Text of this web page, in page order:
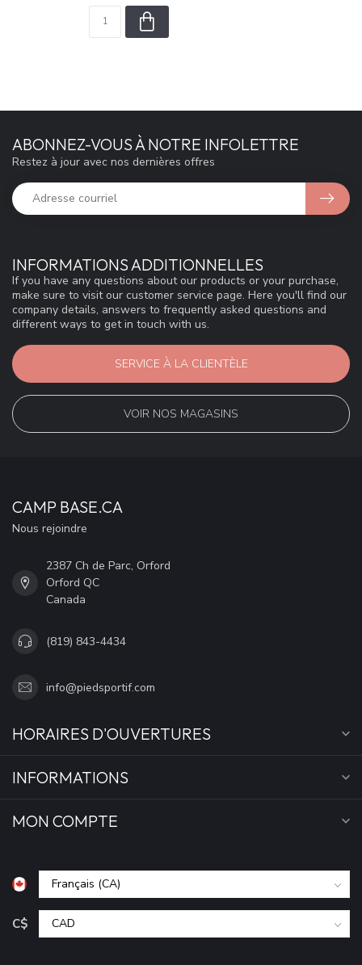
INFORMATIONS ADDITIONNELLES
If you have any questions about our products or your purchase,
make sure to visit our customer service page. Here you'll find our
company details, answers to frequently asked questions and
different ways to get in touch with us.
SERVICE À LA CLIENTÈLE
VOIR NOS MAGASINS
ABONNEZ-VOUS À NOTRE INFOLETTRE
Restez à jour avec nos dernières offres
CAMP BASE.CA
Nous rejoindre
2387 Ch de Parc, Orford
Orford QC
Canada
(819) 843-4434
info@piedsportif.com
HORAIRES D'OUVERTURES
INFORMATIONS
MON COMPTE
C$